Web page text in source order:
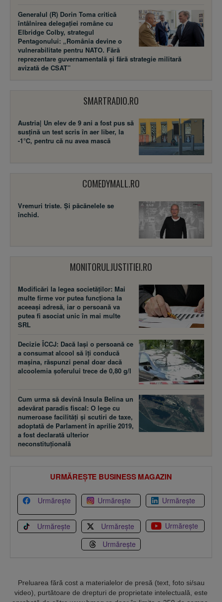
Generalul (R) Dorin Toma critică
întâlnirea delegației române cu
Elbridge Colby, strategul
Pentagonului: „România devine o
vulnerabilitate pentru NATO. Fără
reprezentare guvernamentală și fără strategie militară
avizată de CSAT”
SMARTRADIO.RO
Austria| Un elev de 9 ani a fost pus să
susţină un test scris în aer liber, la
-1°C, pentru că nu avea mască
COMEDYMALL.RO
Vremuri triste. Şi păcănelele se
închid.
MONITORULJUSTITIEI.RO
Modificări la legea societăţilor: Mai
multe firme vor putea funcţiona la
aceeaşi adresă, iar o persoană va
putea fi asociat unic în mai multe
SRL
Decizie ÎCCJ: Dacă laşi o persoană ce
a consumat alcool să îţi conducă
maşina, răspunzi penal doar dacă
alcoolemia şoferului trece de 0,80 g/l
Cum urma să devină Insula Belina un
adevărat paradis fiscal: O lege cu
numeroase facilităţi şi scutiri de taxe,
adoptată de Parlament în aprilie 2019,
a fost declarată ulterior
neconstituţională
URMĂREȘTE BUSINESS MAGAZIN
Urmărește Urmărește Urmărește
Urmărește Urmărește
Urmărește
Urmărește
Preluarea fără cost a materialelor de presă (text, foto si/sau
video), purtătoare de drepturi de proprietate intelectuală, este